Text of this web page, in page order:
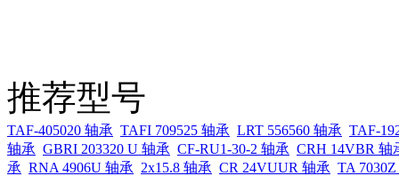
推荐型号
TAF-405020 轴承 TAFI 709525 轴承 LRT 556560 轴承 TAF-
轴承 GBRI 203320 U 轴承 CF-RU1-30-2 轴承 CRH 14VBR 轴
承 RNA 4906U 轴承 2x15.8 轴承 CR 24VUUR 轴承 TA